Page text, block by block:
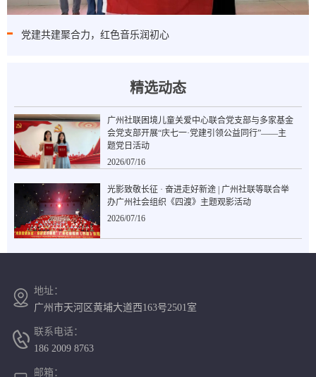
党建共建聚合力，红色音乐润初心
精选动态
广州社联困境儿童关爱中心联合党支部与多家基金
会党支部开展“庆七一·党建引领公益同行”——主
题党日活动
2026/07/16
光影致敬长征 · 奋进走好新途 | 广州社联等联合举
办广州社会组织《四渡》主题观影活动
2026/07/16
地址：
广州市天河区黄埔大道西163号2501室
联系电话：
186 2009 8763
邮箱：